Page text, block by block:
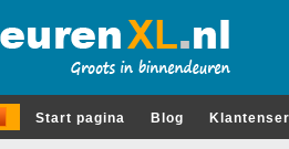
Start pagina Blog